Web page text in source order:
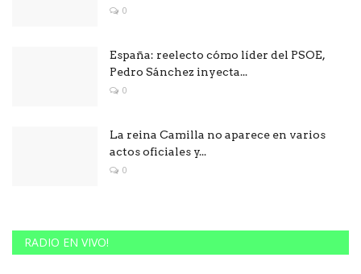
0
España: reelecto cómo líder del PSOE,
Pedro Sánchez inyecta...
0
La reina Camilla no aparece en varios
actos oficiales y...
0
RADIO EN VIVO!